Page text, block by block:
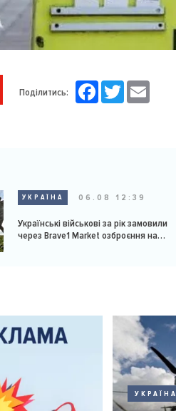
Поділитись: FacebookTwitter
УКРАЇНА 06.08 12:39
Українські військові за рік замовили
через Brave1 Market озброєння на
УКРАЇНА